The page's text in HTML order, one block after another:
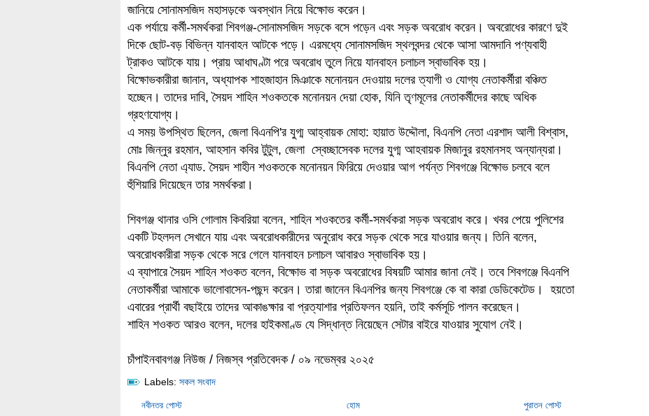
জানিয়ে সোনামসজিদ মহাসড়কে অবস্থান নিয়ে বিক্ষোভ করেন।
এক পর্যায়ে কর্মী-সমর্থকরা শিবগঞ্জ-সোনামসজিদ সড়কে বসে পড়েন এবং সড়ক অবরোধ করেন। অবরোধের কারণে দুই
দিকে ছোট-বড় বিভিন্ন যানবাহন আটকে পড়ে। এরমধ্যে সোনামসজিদ স্থলবন্দর থেকে আসা আমদানি পণ্যবাহী
ট্রাকও আটকে যায়। প্রায় আধাঘণ্টা পরে অবরোধ তুলে নিয়ে যানবাহন চলাচল স্বাভাবিক হয়।
বিক্ষোভকারীরা জানান, অধ্যাপক শাহজাহান মিঞাকে মনোনয়ন দেওয়ায় দলের ত্যাগী ও যোগ্য নেতাকর্মীরা বঞ্চিত
হচ্ছেন। তাদের দাবি, সৈয়দ শাহিন শওকতকে মনোনয়ন দেয়া হোক, যিনি তৃণমূলের নেতাকর্মীদের কাছে অধিক
গ্রহণযোগ্য।
এ সময় উপস্থিত ছিলেন, জেলা বিএনপি'র যুগ্ম আহ্বায়ক মোহা: হায়াত উদ্দৌলা, বিএনপি নেতা এরশাদ আলী বিশ্বাস,
মোঃ জিন্নুর রহমান, আহসান কবির টুটুল, জেলা স্বেচ্ছাসেবক দলের যুগ্ম আহবায়ক মিজানুর রহমানসহ অন্যান্যরা।
বিএনপি নেতা এ্যাড. সৈয়দ শাহীন শওকতকে মনোনয়ন ফিরিয়ে দেওয়ার আগ পর্যন্ত শিবগঞ্জে বিক্ষোভ চলবে বলে
হুঁশিয়ারি দিয়েছেন তার সমর্থকরা।
শিবগঞ্জ থানার ওসি গোলাম কিবরিয়া বলেন, শাহিন শওকতের কর্মী-সমর্থকরা সড়ক অবরোধ করে। খবর পেয়ে পুলিশের
একটি টহলদল সেখানে যায় এবং অবরোধকারীদের অনুরোধ করে সড়ক থেকে সরে যাওয়ার জন্য। তিনি বলেন,
অবরোধকারীরা সড়ক থেকে সরে গেলে যানবাহন চলাচল আবারও স্বাভাবিক হয়।
এ ব্যাপারে সৈয়দ শাহিন শওকত বলেন, বিক্ষোভ বা সড়ক অবরোধের বিষয়টি আমার জানা নেই। তবে শিবগঞ্জে বিএনপি
নেতাকর্মীরা আমাকে ভালোবাসেন-পছন্দ করেন। তারা জানেন বিএনপির জন্য শিবগঞ্জে কে বা কারা ডেডিকেটেড। হয়তো
এবারের প্রার্থী বছাইয়ে তাদের আকাঙক্ষার বা প্রত্যাশার প্রতিফলন হয়নি, তাই কর্মসূচি পালন করেছেন।
শাহিন শওকত আরও বলেন, দলের হাইকমাণ্ড যে সিদ্ধান্ত নিয়েছেন সেটার বাইরে যাওয়ার সুযোগ নেই।
চাঁপাইনবাবগঞ্জ নিউজ / নিজস্ব প্রতিবেদক / ০৯ নভেম্বর ২০২৫
Labels: সকল সংবাদ
নবীনতর পোস্ট পুরাতন পোস্ট
হোম